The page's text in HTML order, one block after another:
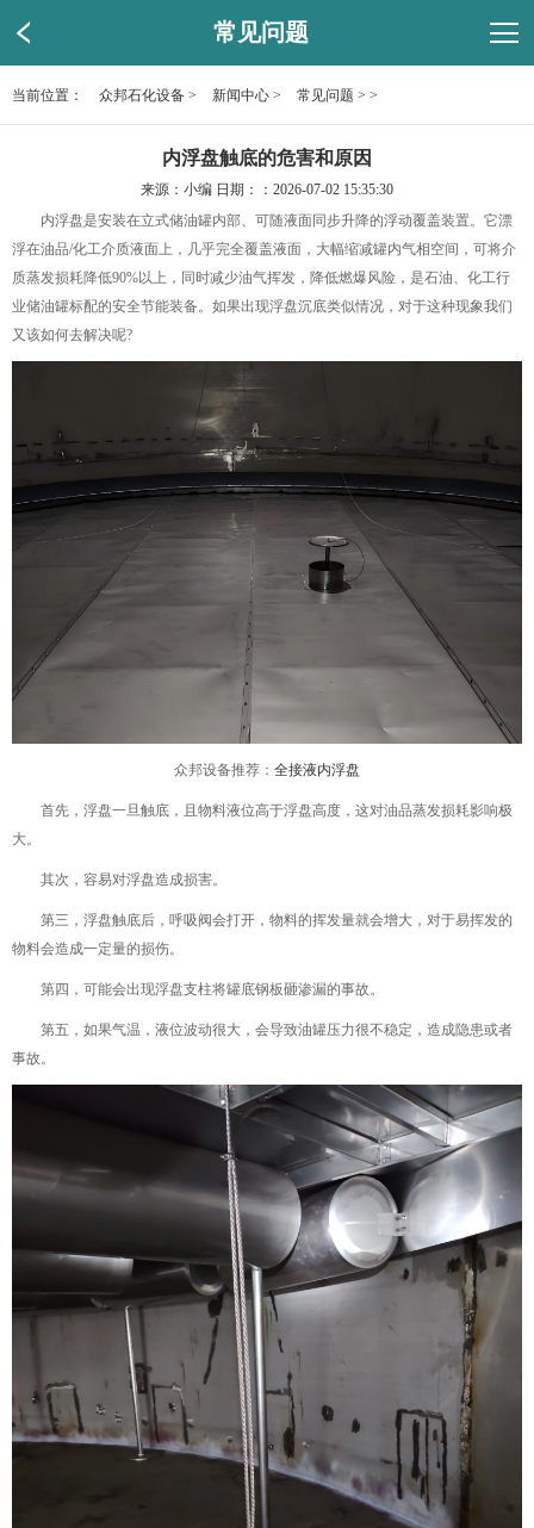
常见问题
当前位置： 众邦石化设备 > 新闻中心 > 常见问题 > >
内浮盘触底的危害和原因
来源：小编 日期：：2026-07-02 15:35:30
内浮盘是安装在立式储油罐内部、可随液面同步升降的浮动覆盖装置‌。它漂
浮在油品/化工介质液面上，几乎完全覆盖液面，大幅缩减罐内气相空间，可将介
质蒸发损耗降低90%以上，同时减少油气挥发，降低燃爆风险，是石油、化工行
业储油罐标配的安全节能装备。如果出现浮盘沉底类似情况，对于这种现象我们
又该如何去解决呢?
众邦设备推荐： 全接液内浮盘
首先，浮盘一旦触底，且物料液位高于浮盘高度，这对油品蒸发损耗影响极
大。
其次，容易对浮盘造成损害。
第三，浮盘触底后，呼吸阀会打开，物料的挥发量就会增大，对于易挥发的
物料会造成一定量的损伤。
第四，可能会出现浮盘支柱将罐底钢板砸渗漏的事故。
第五，如果气温，液位波动很大，会导致油罐压力很不稳定，造成隐患或者
事故。